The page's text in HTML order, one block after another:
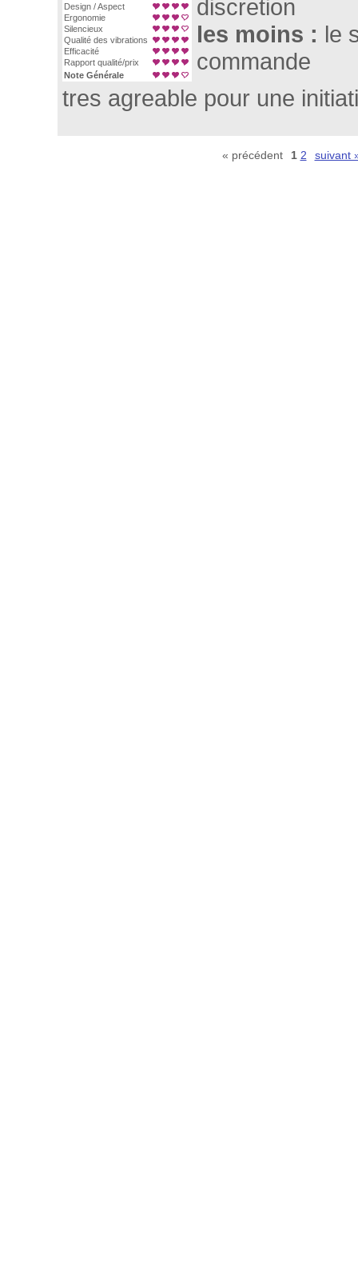
Design / Aspect
Ergonomie
Silencieux
Qualité des vibrations
Efficacité
Rapport qualité/prix
Note Générale
discretion
les moins : le
commande
tres agreable pour une
« précédent 1 2 suivant